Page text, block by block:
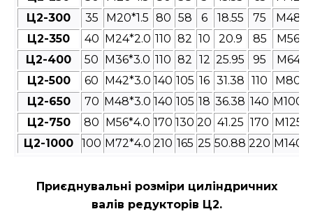
Ц2-300
35 M20*1.5 80 58 6 18.55 75
Ц2-350
40 M24*2.0 110 82 10 20.9 85
Ц2-400
50 M36*3.0 110 82 12 25.95 95
Ц2-500
60 M42*3.0 140 105 16 31.38 110
Ц2-650
70 M48*3.0 140 105 18 36.38 140
Ц2-750
80 M56*4.0 170 130 20 41.25 170
Ц2-1000
100 M72*4.0 210 165 25 50.88 220
Приєднувальні розміри циліндричних
валів редукторів Ц2.